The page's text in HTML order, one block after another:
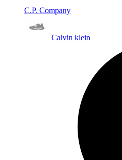
C.P. Company
Calvin klein